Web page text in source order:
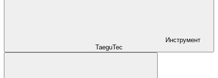
Инструмент
TaeguTec